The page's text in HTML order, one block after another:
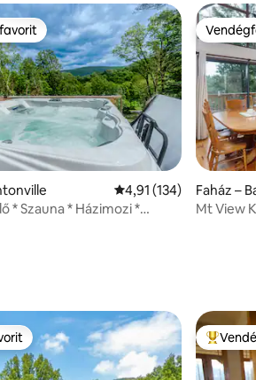
Átlagos értékelés: 5/
4,91 (134)
* Szauna * Házimozi *
Faház –
Mt View
Kiemelt